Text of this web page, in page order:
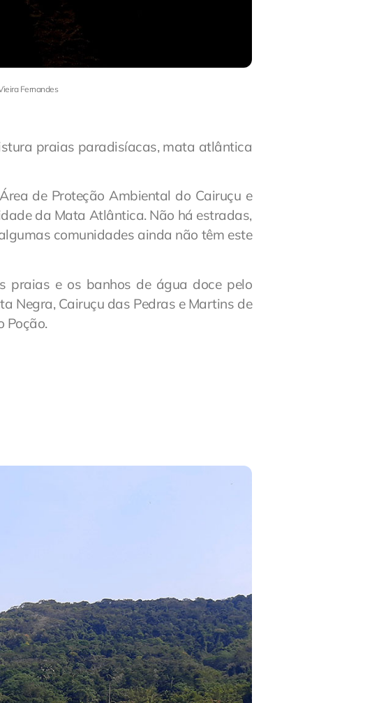
Fernandes
praias paradisíacas, mata atlântica
de Proteção Ambiental do Cairuçu e
da Mata Atlântica. Não há estradas,
comunidades ainda não têm este
praias e os banhos de água doce pelo
Negra, Cairuçu das Pedras e Martins de
Poção.